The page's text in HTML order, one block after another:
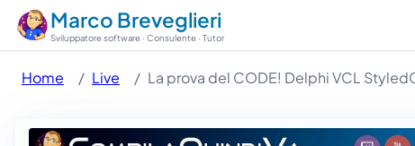
Marco Breveglieri
Sviluppatore software · Consulente · Tutor
Home Live La prova del CODE! Delphi VCL